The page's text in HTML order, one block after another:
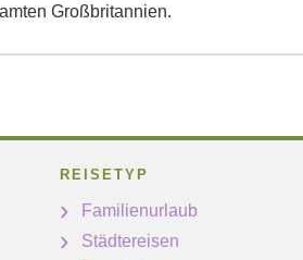
Großbritannien.
REISETYP
Familienurlaub
Städtereisen